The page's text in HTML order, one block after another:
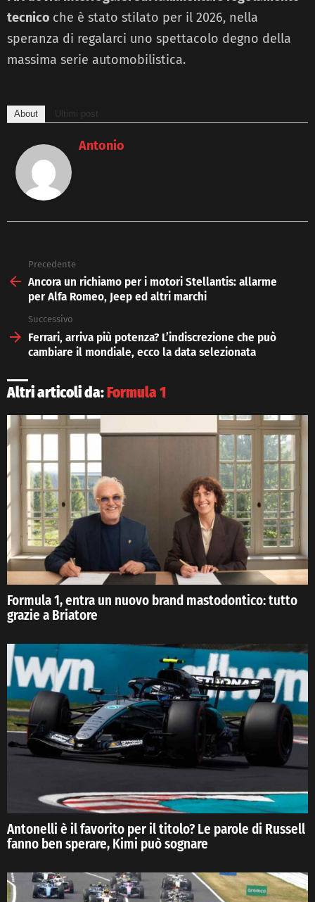
tecnico che è stato stilato per il 2026, nella
speranza di regalarci uno spettacolo degno della
massima serie automobilistica.
About Ultimi post
Antonio
more
Precedente
Ancora un richiamo per i motori Stellantis: allarme
per Alfa Romeo, Jeep ed altri marchi
Successivo
Ferrari, arriva più potenza? L’indiscrezione che può
cambiare il mondiale, ecco la data selezionata
Altri articoli da:Formula 1
Formula 1, entra un nuovo brand mastodontico: tutto
grazie a Briatore
Antonelli è il favorito per il titolo? Le parole di Russell
fanno ben sperare, Kimi può sognare